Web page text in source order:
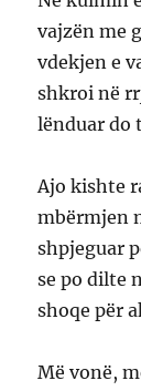
vajzën me
vdekjen e
shkroi në
lënduar do
Ajo kishte
mbërmjen
shpjeguar
se po dilte
shoqe për
Më vonë,